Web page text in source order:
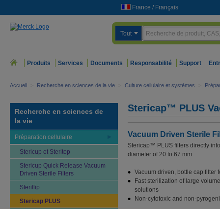
France / Français
Tout
Produits Services Documents Responsabilité Support
Accueil > Recherche en sciences de la vie > Culture cellulaire et systèmes >
Recherche en sciences de
la vie
Préparation cellulaire
Stericup et Steritop
Stericup Quick Release Vacuum
Driven Sterile Filters
Steriflip
Stericap PLUS
Stericap™ PLUS
Vacuum Driven Sterile
Stericap™ PLUS filters directly
diameter of 20 to 67 mm.
Vacuum driven, bottle cap filter
Fast sterilization of large
solutions
Non-cytotoxic and non-